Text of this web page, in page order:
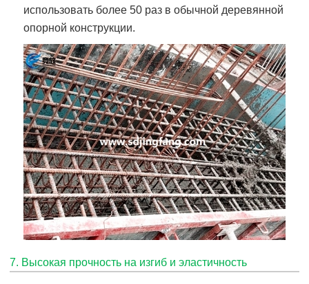
использовать более 50 раз в обычной деревянной
опорной конструкции.
7. Высокая прочность на изгиб и эластичность